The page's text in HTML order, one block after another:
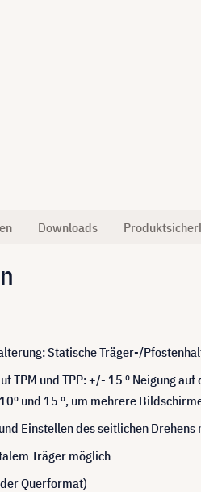
Downloads
Statische Träger-/
TPM und TPP: +/- 15 º Neigung
und 15 º, um mehrere
Einstellen des seitlichen
Träger möglich
Querformat)